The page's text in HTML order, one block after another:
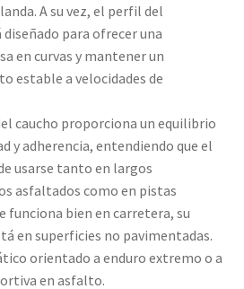
A su vez, el perfil del
para ofrecer una
en curvas y mantener un
estable a velocidades de
caucho proporciona un equilibrio
y adherencia, entendiendo que el
usarse tanto en largos
asfaltados como en pistas
funciona bien en carretera, su
en superficies no pavimentadas.
orientado a enduro extremo o a
en asfalto.